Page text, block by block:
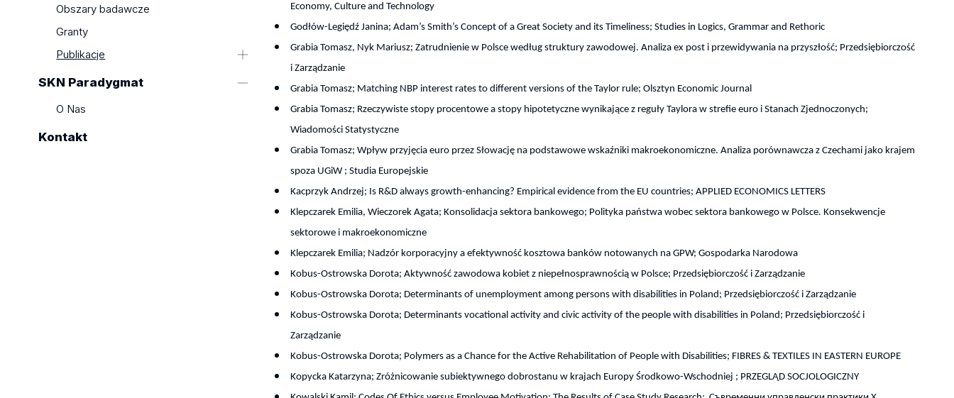
Obszary badawcze
Granty
Publikacje
2023
2021
2020
SKN Paradygmat
O Nas
Kontakt
Economy, Culture and Technology
Godłów-Legiędź Janina; Adam’s Smith’s Concept of a Great Society and its Timeliness; Studies in Logics, Grammar and Rethoric
Grabia Tomasz, Nyk Mariusz; Zatrudnienie w Polsce według struktury zawodowej. Analiza ex post i przewidywania na przyszłość; Przedsiębiorczość
i Zarządzanie
Grabia Tomasz; Matching NBP interest rates to different versions of the Taylor rule; Olsztyn Economic Journal
Grabia Tomasz; Rzeczywiste stopy procentowe a stopy hipotetyczne wynikające z reguły Taylora w strefie euro i Stanach Zjednoczonych;
Wiadomości Statystyczne
Grabia Tomasz; Wpływ przyjęcia euro przez Słowację na podstawowe wskaźniki makroekonomiczne. Analiza porównawcza z Czechami jako krajem
spoza UGiW ; Studia Europejskie
Kacprzyk Andrzej; Is R&D always growth-enhancing? Empirical evidence from the EU countries; APPLIED ECONOMICS LETTERS
Klepczarek Emilia, Wieczorek Agata; Konsolidacja sektora bankowego; Polityka państwa wobec sektora bankowego w Polsce. Konsekwencje
sektorowe i makroekonomiczne
Klepczarek Emilia; Nadzór korporacyjny a efektywność kosztowa banków notowanych na GPW; Gospodarka Narodowa
Kobus-Ostrowska Dorota; Aktywność zawodowa kobiet z niepełnosprawnością w Polsce; Przedsiębiorczość i Zarządzanie
Kobus-Ostrowska Dorota; Determinants of unemployment among persons with disabilities in Poland; Przedsiębiorczość i Zarządzanie
Kobus-Ostrowska Dorota; Determinants vocational activity and civic activity of the people with disabilities in Poland; Przedsiębiorczość i
Zarządzanie
Kobus-Ostrowska Dorota; Polymers as a Chance for the Active Rehabilitation of People with Disabilities; FIBRES & TEXTILES IN EASTERN EUROPE
Kopycka Katarzyna; Zróżnicowanie subiektywnego dobrostanu w krajach Europy Środkowo-Wschodniej ; PRZEGLĄD SOCJOLOGICZNY